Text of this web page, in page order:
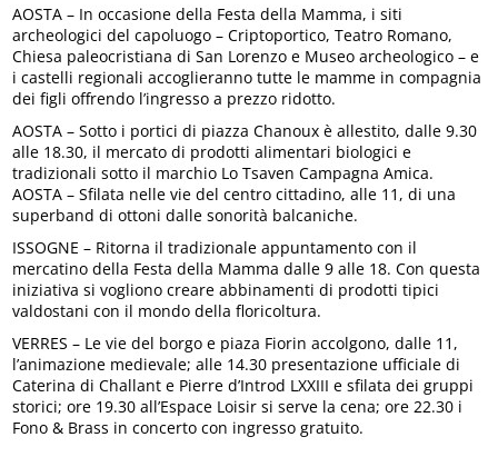
AOSTA – In occasione della Festa della Mamma, i siti
archeologici del capoluogo – Criptoportico, Teatro Romano,
Chiesa paleocristiana di San Lorenzo e Museo archeologico – e
i castelli regionali accoglieranno tutte le mamme in compagnia
dei figli offrendo l’ingresso a prezzo ridotto.
AOSTA – Sotto i portici di piazza Chanoux è allestito, dalle 9.30
alle 18.30, il mercato di prodotti alimentari biologici e
tradizionali sotto il marchio Lo Tsaven Campagna Amica.
AOSTA – Sfilata nelle vie del centro cittadino, alle 11, di una
superband di ottoni dalle sonorità balcaniche.
ISSOGNE – Ritorna il tradizionale appuntamento con il
mercatino della Festa della Mamma dalle 9 alle 18. Con questa
iniziativa si vogliono creare abbinamenti di prodotti tipici
valdostani con il mondo della floricoltura.
VERRES – Le vie del borgo e piaza Fiorin accolgono, dalle 11,
l’animazione medievale; alle 14.30 presentazione ufficiale di
Caterina di Challant e Pierre d’Introd LXXIII e sfilata dei gruppi
storici; ore 19.30 all’Espace Loisir si serve la cena; ore 22.30 i
Fono & Brass in concerto con ingresso gratuito.